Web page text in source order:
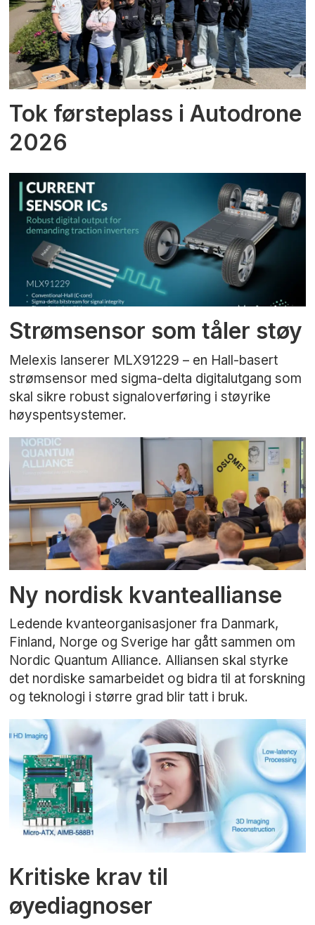
Tok førsteplass i Autodrone
2026
Strømsensor som tåler støy
Melexis lanserer MLX91229 – en Hall-basert
strømsensor med sigma-delta digitalutgang som
skal sikre robust signaloverføring i støyrike
høyspentsystemer.
Ny nordisk kvanteallianse
Ledende kvanteorganisasjoner fra Danmark,
Finland, Norge og Sverige har gått sammen om
Nordic Quantum Alliance. Alliansen skal styrke
det nordiske samarbeidet og bidra til at forskning
og teknologi i større grad blir tatt i bruk.
Kritiske krav til
øyediagnoser